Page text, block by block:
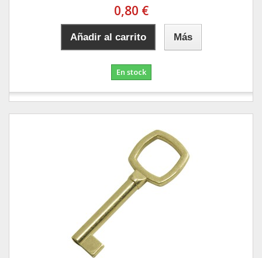
0,80 €
Añadir al carrito Más
En stock